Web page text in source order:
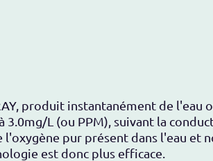
produit instantanément de l'eau
L (ou PPM), suivant la
pur présent dans l'eau et
est donc plus efficace.